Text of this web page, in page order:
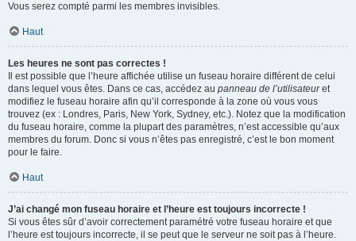
Vous serez compté parmi les membres invisibles.
Haut
Les heures ne sont pas correctes !
Il est possible que l’heure affichée utilise un fuseau horaire différent de celui
dans lequel vous êtes. Dans ce cas, accédez au panneau de l’utilisateuret
modifiez le fuseau horaire afin qu’il corresponde à la zone où vous vous
trouvez (ex : Londres, Paris, New York, Sydney, etc.). Notez que la modification
du fuseau horaire, comme la plupart des paramètres, n’est accessible qu’aux
membres du forum. Donc si vous n’êtes pas enregistré, c’est le bon moment
pour le faire.
Haut
J’ai changé mon fuseau horaire et l’heure est toujours incorrecte !
Si vous êtes sûr d’avoir correctement paramétré votre fuseau horaire et que
l’heure est toujours incorrecte, il se peut que le serveur ne soit pas à l’heure.